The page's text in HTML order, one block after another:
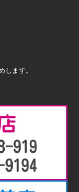
します。